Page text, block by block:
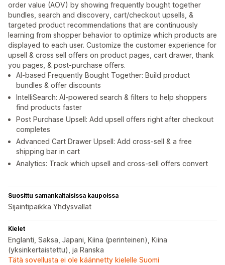
order value (AOV) by showing frequently bought together
bundles, search and discovery, cart/checkout upsells, &
targeted product recommendations that are continuously
learning from shopper behavior to optimize which products are
displayed to each user. Customize the customer experience for
upsell & cross sell offers on product pages, cart drawer, thank
you pages, & post-purchase offers.
AI-based Frequently Bought Together: Build product
bundles & offer discounts
IntelliSearch: AI-powered search & filters to help shoppers
find products faster
Post Purchase Upsell: Add upsell offers right after checkout
completes
Advanced Cart Drawer Upsell: Add cross-sell & a free
shipping bar in cart
Analytics: Track which upsell and cross-sell offers convert
Suosittu samankaltaisissa kaupoissa
Sijaintipaikka Yhdysvallat
Kielet
Englanti, Saksa, Japani, Kiina (perinteinen), Kiina
(yksinkertaistettu), ja Ranska
Tätä sovellusta ei ole käännetty kielelle Suomi